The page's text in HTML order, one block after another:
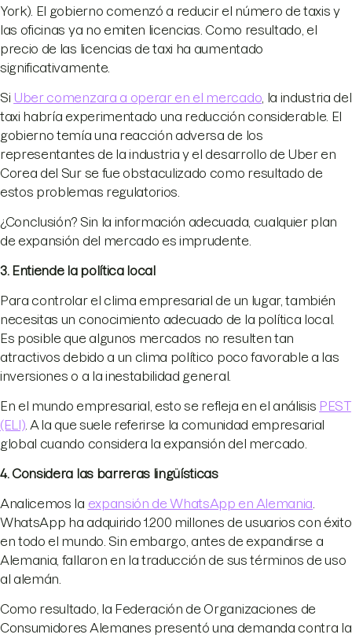
York). El gobierno comenzó a reducir el número de taxis y
las oficinas ya no emiten licencias. Como resultado, el
precio de las licencias de taxi ha aumentado
significativamente.
Si Uber comenzara a operar en el mercado , la industria del
taxi habría experimentado una reducción considerable. El
gobierno temía una reacción adversa de los
representantes de la industria y el desarrollo de Uber en
Corea del Sur se fue obstaculizado como resultado de
estos problemas regulatorios.
¿Conclusión? Sin la información adecuada, cualquier plan
de expansión del mercado es imprudente.
3. Entiende la política local
Para controlar el clima empresarial de un lugar, también
necesitas un conocimiento adecuado de la política local.
Es posible que algunos mercados no resulten tan
atractivos debido a un clima político poco favorable a las
inversiones o a la inestabilidad general.
En el mundo empresarial, esto se refleja en el análisis PEST
(ELI) . A la que suele referirse la comunidad empresarial
global cuando considera la expansión del mercado.
4. Considera las barreras lingüísticas
Analicemos la expansión de WhatsApp en Alemania
WhatsApp ha adquirido 1.200 millones de usuarios con éxito
en todo el mundo. Sin embargo, antes de expandirse a
Alemania, fallaron en la traducción de sus términos de uso
al alemán.
Como resultado, la Federación de Organizaciones de
Consumidores Alemanes presentó una demanda contra la